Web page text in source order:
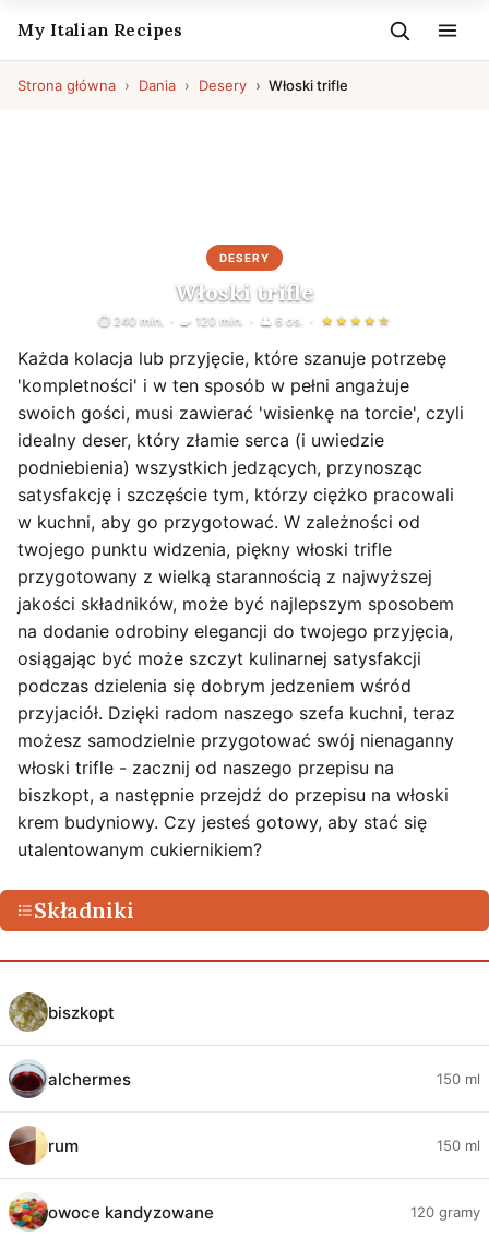
My Italian Recipes
Strona główna Dania Desery Włoski trifle
DESERY
Włoski trifle
⏱ 240 min. 🍳 120 min. 👤 6 os. ★★★★☆
Każda kolacja lub przyjęcie, które szanuje potrzebę
'kompletności' i w ten sposób w pełni angażuje
swoich gości, musi zawierać 'wisienkę na torcie', czyli
idealny deser, który złamie serca (i uwiedzie
podniebienia) wszystkich jedzących, przynosząc
satysfakcję i szczęście tym, którzy ciężko pracowali
w kuchni, aby go przygotować. W zależności od
twojego punktu widzenia, piękny włoski trifle
przygotowany z wielką starannością z najwyższej
jakości składników, może być najlepszym sposobem
na dodanie odrobiny elegancji do twojego przyjęcia,
osiągając być może szczyt kulinarnej satysfakcji
podczas dzielenia się dobrym jedzeniem wśród
przyjaciół. Dzięki radom naszego szefa kuchni, teraz
możesz samodzielnie przygotować swój nienaganny
włoski trifle - zacznij od naszego przepisu na
biszkopt, a następnie przejdź do przepisu na włoski
krem budyniowy. Czy jesteś gotowy, aby stać się
utalentowanym cukiernikiem?
Składniki
biszkopt
alchermes 150 ml
rum 150 ml
owoce kandyzowane 120 gramy